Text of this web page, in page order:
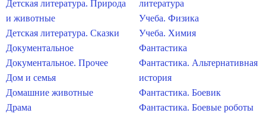
Детская литература. Природа
и животные
Детская литература. Сказки
Документальное
Документальное. Прочее
Дом и семья
Домашние животные
Драма
литература
Учеба. Физика
Учеба. Химия
Фантастика
Фантастика. Альтернативная
история
Фантастика. Боевик
Фантастика. Боевые роботы